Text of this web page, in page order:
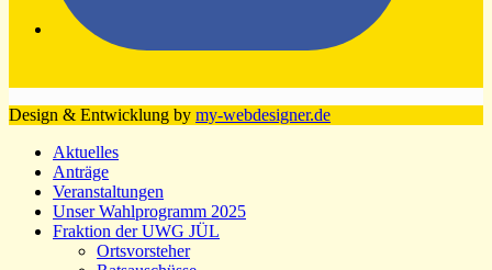
Design & Entwicklung by my-webdesigner.de
Aktuelles
Anträge
Veranstaltungen
Unser Wahlprogramm 2025
Fraktion der UWG JÜL
Ortsvorsteher